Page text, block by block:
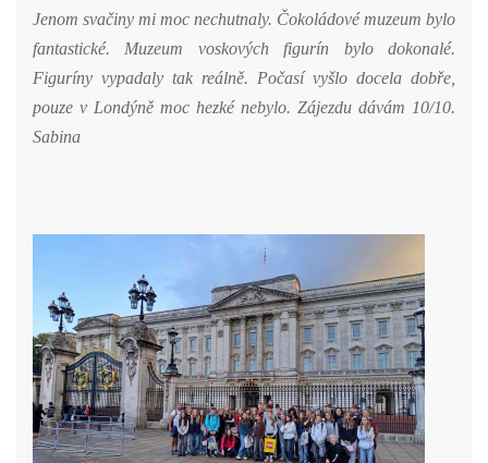
Jenom svačiny mi moc nechutnaly. Čokoládové muzeum bylo
fantastické. Muzeum voskových figurín bylo dokonalé.
Figuríny vypadaly tak reálně. Počasí vyšlo docela dobře,
pouze v Londýně moc hezké nebylo. Zájezdu dávám 10/10.
Sabina